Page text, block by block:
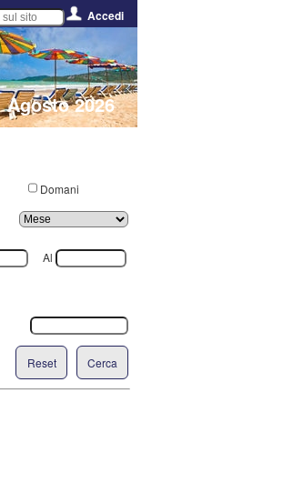
Accedi
Agosto 2026
Domani
Al
Cerca
Reset